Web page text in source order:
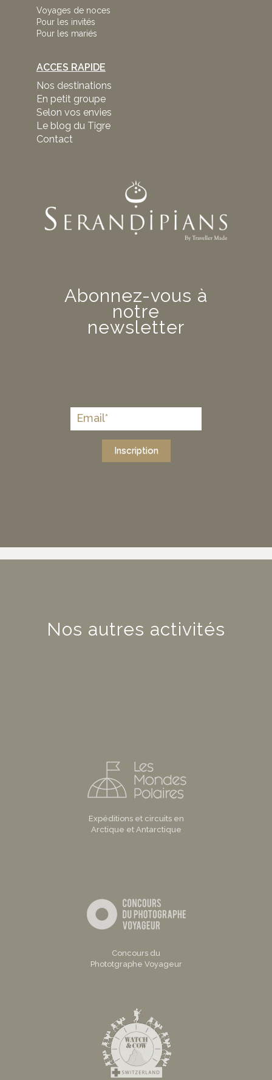
Voyages de noces
Pour les invités
Pour les mariés
ACCES RAPIDE
Nos destinations
En petit groupe
Selon vos envies
Le blog du Tigre
Contact
Abonnez-vous à
notre
newsletter
Inscription
Nos autres activités
Expéditions et circuits en
Arctique et Antarctique
Concours du
Phototgraphe Voyageur